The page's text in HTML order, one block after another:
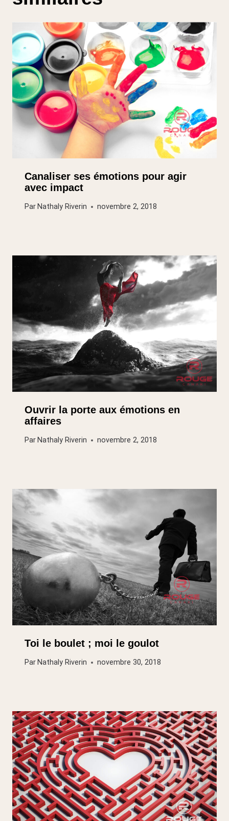
Canaliser ses émotions pour agir
avec impact
Par Nathaly Riverin novembre 2, 2018
Ouvrir la porte aux émotions en
affaires
Par Nathaly Riverin novembre 2, 2018
Toi le boulet ; moi le goulot
Par Nathaly Riverin novembre 30, 2018